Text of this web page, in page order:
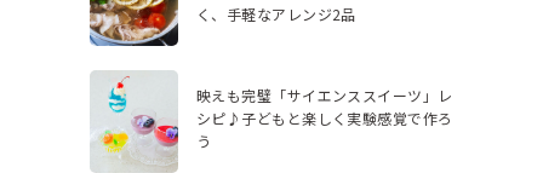
く、手軽なアレンジ2品
映えも完璧「サイエンススイーツ」レ
シピ♪子どもと楽しく実験感覚で作ろ
う